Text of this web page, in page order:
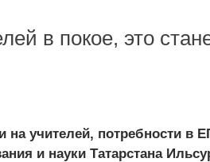
в покое, это
на учителей, потребности
и науки Татарстана